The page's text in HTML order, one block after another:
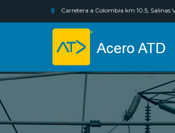
Carretera a Colombia km 10.5, Salinas